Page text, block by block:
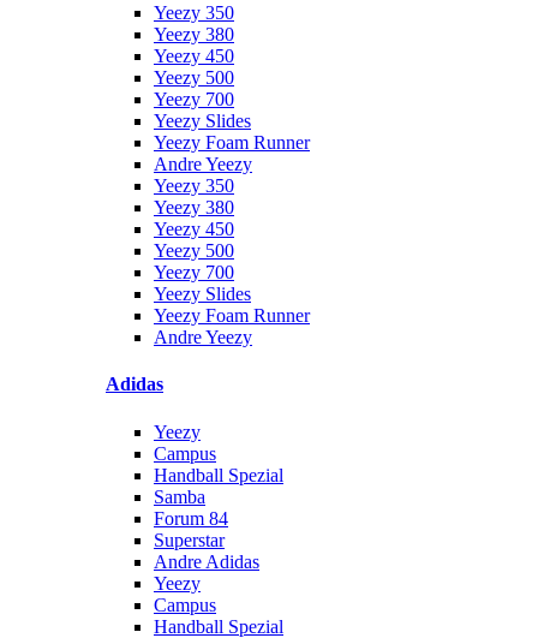
Yeezy 350
Yeezy 380
Yeezy 450
Yeezy 500
Yeezy 700
Yeezy Slides
Yeezy Foam Runner
Andre Yeezy
Yeezy 350
Yeezy 380
Yeezy 450
Yeezy 500
Yeezy 700
Yeezy Slides
Yeezy Foam Runner
Andre Yeezy
Adidas
Yeezy
Campus
Handball Spezial
Samba
Forum 84
Superstar
Andre Adidas
Yeezy
Campus
Handball Spezial